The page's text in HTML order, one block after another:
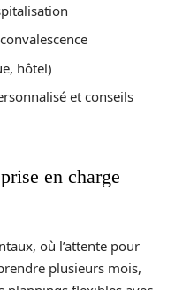
hôtel)
et conseils
en charge
où l’attente pour
plusieurs mois,